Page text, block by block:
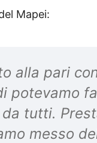
Mapei:
alla pari
potevamo
da tutti.
messo